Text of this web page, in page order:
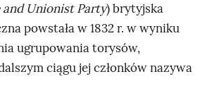
and Unionist Party) brytyjska
powstała w 1832 r. w wyniku
ugrupowania torysów,
ciągu jej członków nazywa